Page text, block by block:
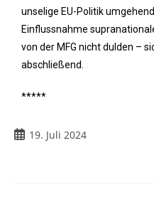
unselige EU-Politik
Einflussnahme
von der MFG nicht dulden –
abschließend.
*****
19. Juli 2024